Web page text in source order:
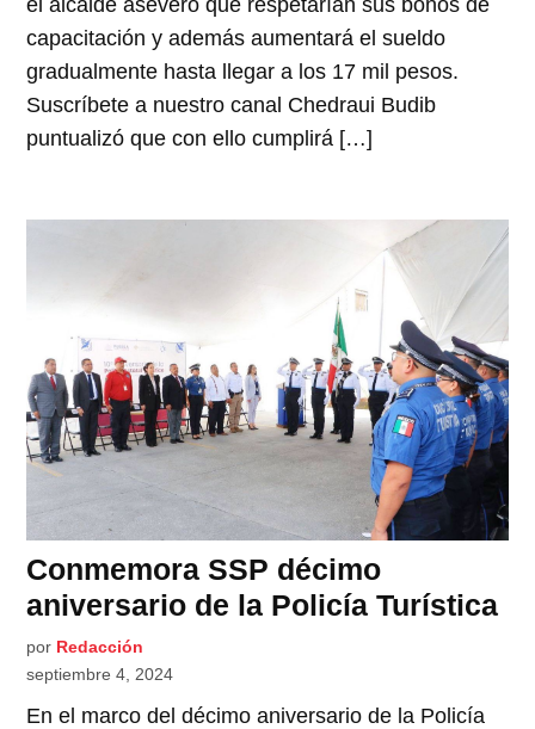
el alcalde aseveró que respetarían sus bonos de
capacitación y además aumentará el sueldo
gradualmente hasta llegar a los 17 mil pesos.
Suscríbete a nuestro canal Chedraui Budib
puntualizó que con ello cumplirá […]
Conmemora SSP décimo
aniversario de la Policía Turística
por Redacción
septiembre 4, 2024
En el marco del décimo aniversario de la Policía